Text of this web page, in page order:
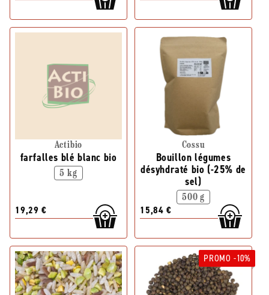
Actibio
farfalles blé blanc bio
5 kg
19,29 €
Cossu
Bouillon légumes
désyhdraté bio (-25% de
sel)
500 g
15,84 €
PROMO -10%